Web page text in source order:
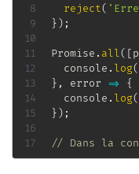
reject(
}) ;
Promise . all( [
  console
. log(
} , error =>
{
  console
. log(
}) ;
// Dans la